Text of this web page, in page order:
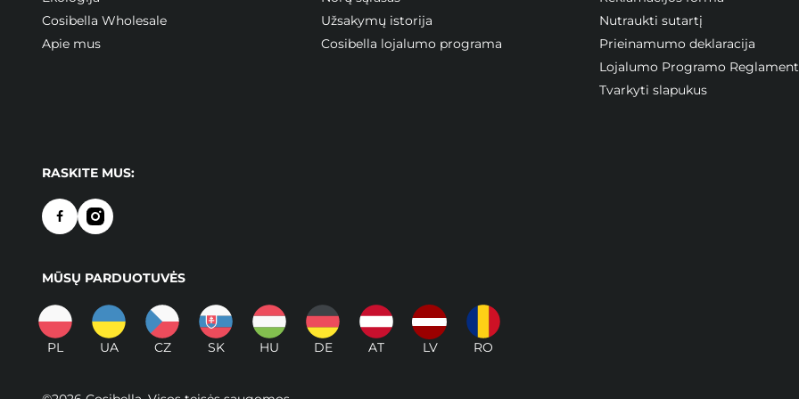
Cosibella Wholesale
Apie mus
Užsakymų istorija
Cosibella lojalumo programa
Nutraukti sutartį
Prieinamumo deklaracija
Lojalumo Programo
Tvarkyti slapukus
RASKITE MUS:
MŪSŲ PARDUOTUVĖS
PL UA CZ SK HU DE AT LV RO